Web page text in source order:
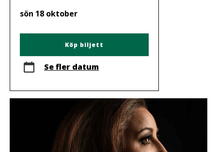
sön 18 oktober
Köp biljett
Se fler datum